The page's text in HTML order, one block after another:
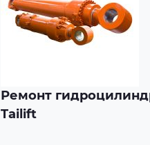
Ремонт
Tailift